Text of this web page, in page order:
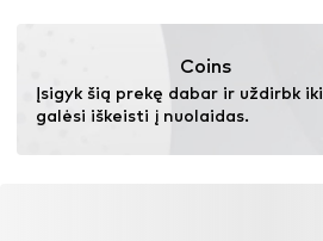
Coins
Įsigyk šią prekę dabar ir uždirbk iki
galėsi iškeisti į nuolaidas.